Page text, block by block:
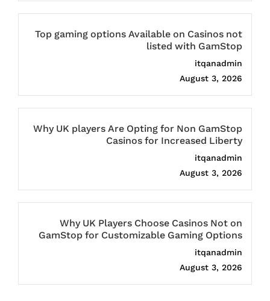
Top gaming options Available on Casinos not
listed with GamStop
itqanadmin
August 3, 2026
Why UK players Are Opting for Non GamStop
Casinos for Increased Liberty
itqanadmin
August 3, 2026
Why UK Players Choose Casinos Not on
GamStop for Customizable Gaming Options
itqanadmin
August 3, 2026